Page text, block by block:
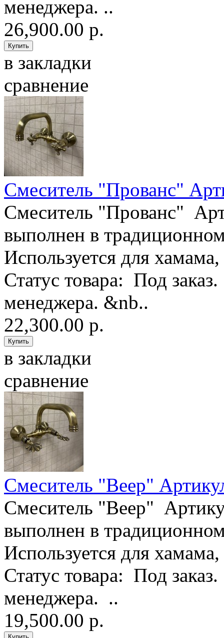
менеджера. ..
26,900.00 р.
в закладки
сравнение
Смеситель "Прованс"
Смеситель "Прованс"
выполнен в
Используется для
Статус товара: Под
менеджера. &nb..
22,300.00 р.
в закладки
сравнение
Смеситель "Веер"
Смеситель "Веер"
выполнен в
Используется для
Статус товара: Под
менеджера. ..
19,500.00 р.